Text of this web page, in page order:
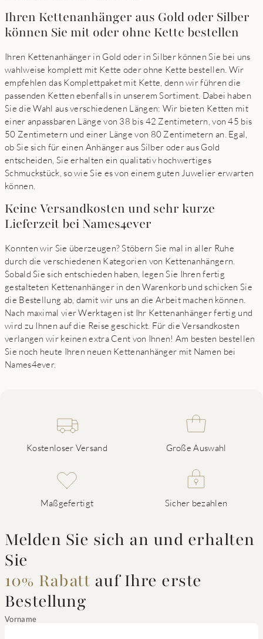
Ihren Kettenanhänger aus Gold oder Silber
können Sie mit oder ohne Kette bestellen
Ihren Kettenanhänger in Gold oder in Silber können Sie bei uns
wahlweise komplett mit Kette oder ohne Kette bestellen. Wir
empfehlen das Komplettpaket mit Kette, denn wir führen die
passenden Ketten ebenfalls in unserem Sortiment. Dabei haben
Sie die Wahl aus verschiedenen Längen: Wir bieten Ketten mit
einer anpassbaren Länge von 38 bis 42 Zentimetern, von 45 bis
50 Zentimetern und einer Länge von 80 Zentimetern an. Egal,
ob Sie sich für einen Anhänger aus Silber oder aus Gold
entscheiden, Sie erhalten ein qualitativ hochwertiges
Schmuckstück, so wie Sie es von einem guten Juwelier erwarten
können.
Keine Versandkosten und sehr kurze
Lieferzeit bei Names4ever
Konnten wir Sie überzeugen? Stöbern Sie mal in aller Ruhe
durch die verschiedenen Kategorien von Kettenanhängern.
Sobald Sie sich entschieden haben, legen Sie Ihren fertig
gestalteten Kettenanhänger in den Warenkorb und schicken Sie
die Bestellung ab, damit wir uns an die Arbeit machen können.
Nach maximal vier Werktagen ist Ihr Kettenanhänger fertig und
wird zu Ihnen auf die Reise geschickt. Für die Versandkosten
verlangen wir keinen extra Cent von Ihnen! Am besten bestellen
Sie noch heute Ihren neuen Kettenanhänger mit Namen bei
Names4ever.
Kostenloser Versand Große Auswahl
Maßgefertigt Sicher bezahlen
Melden Sie sich an und erhalten
Sie
10% Rabatt auf Ihre erste
Bestellung
Vorname